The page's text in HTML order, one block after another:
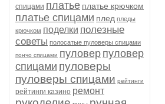
спицами платье платье крючком
платье спицами плед пледы
крючком поделки полезные
советы полосатые пуловеры спицами
пончо спицами пуловер пуловер
спицами пуловеры
пуловеры спицами рейтинги
рейтинги казино ремонт